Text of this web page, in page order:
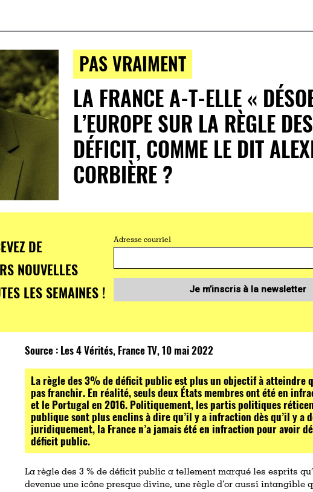
PAS VRAIMENT
LA FRANCE A-T-ELLE «
L’EUROPE SUR LA RÈGLE
DÉFICIT, COMME LE DIT
CORBIÈRE ?
DE
NOUVELLES
LES SEMAINES !
Adresse courriel
Je m’inscris à la newsletter
Source : Les 4 Vérités, France TV, 10 mai 2022
La règle des 3% de déficit public est plus un objectif à atteindre
pas franchir. En réalité, seuls deux États membres ont été en
et le Portugal en 2016. Politiquement, les partis politiques
publique sont plus enclins à dire qu’il y a infraction dès qu’il y a
juridiquement, la France n’a jamais été en infraction pour avoir
déficit public.
La règle des 3 % de déficit public a tellement marqué les esprits
devenue une icône presque divine, une règle d’or aussi intangible